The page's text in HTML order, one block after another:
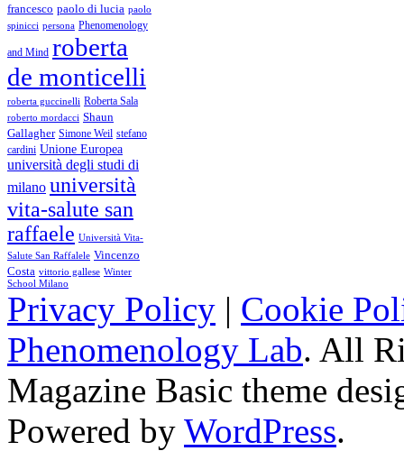
francesco paolo di lucia paolo
spinicci persona Phenomenology
and Mind roberta
de monticelli
roberta guccinelli Roberta Sala
roberto mordacci Shaun
Gallagher Simone Weil stefano
cardini Unione Europea
università degli studi di
milano università
vita-salute san
raffaele Università Vita-
Salute San Raffalele Vincenzo
Costa vittorio gallese Winter
School Milano
Privacy Policy | Cookie
Phenomenology Lab. All
Magazine Basic theme
Powered by WordPress.